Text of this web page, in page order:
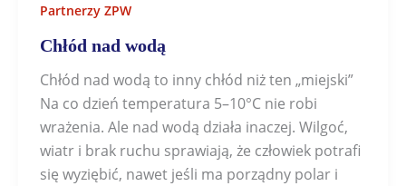
Partnerzy ZPW
Chłód nad wodą
Chłód nad wodą to inny chłód niż ten „miejski”
Na co dzień temperatura 5–10°C nie robi
wrażenia. Ale nad wodą działa inaczej. Wilgoć,
wiatr i brak ruchu sprawiają, że człowiek potrafi
się wyziębić, nawet jeśli ma porządny polar i